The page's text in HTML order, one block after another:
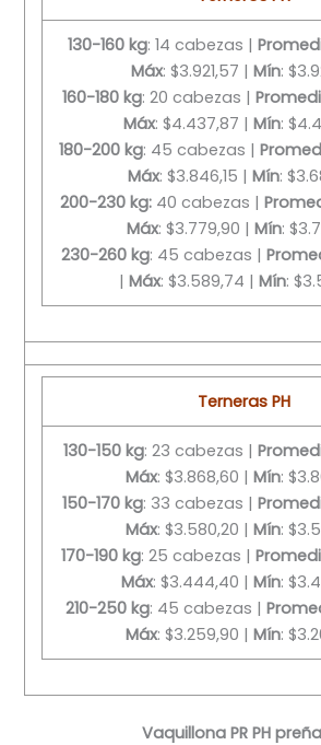
130-160 kg: 14 cabezas |
Máx: $3.921,57 |Mín:
160-180 kg: 20 cabezas |
Máx: $4.437,87 |Mín:
180-200 kg: 45 cabezas |
Máx: $3.846,15 | Mín:
200-230 kg: 40 cabezas |
Máx: $3.779,90 | Mín:
230-260 kg: 45 cabezas |
| Máx: $3.589,74 | Mín:
Terneras PH
130-150 kg: 23 cabezas |
Máx: $3.868,60 |Mín:
150-170 kg: 33 cabezas |
Máx: $3.580,20 |Mín:
170-190 kg: 25 cabezas |
Máx: $3.444,40 |Mín:
210-250 kg: 45 cabezas |
Máx: $3.259,90 |Mín:
Vaquillona PR PH